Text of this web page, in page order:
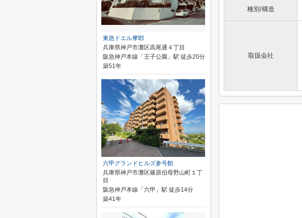
種別/構造
取扱会社
東急ドエル摩耶
兵庫県神戸市灘区高尾通４丁目
阪急神戸本線「王子公園」駅 徒歩20分
築51年
六甲グランドヒルズ参号館
兵庫県神戸市灘区篠原伯母野山町１丁
目
阪急神戸本線「六甲」駅 徒歩14分
築41年